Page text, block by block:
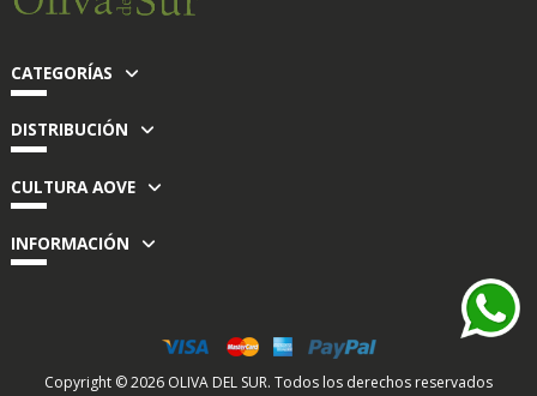
CATEGORÍAS
DISTRIBUCIÓN
CULTURA AOVE
INFORMACIÓN
Copyright ©2026 OLIVA DEL SUR. Todos los derechos reservados